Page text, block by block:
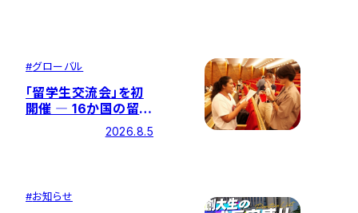
#グローバル
「留学生交流会」を初
開催 ― 16か国の留学
生ら約225名が参加
2026.8.5
#お知らせ